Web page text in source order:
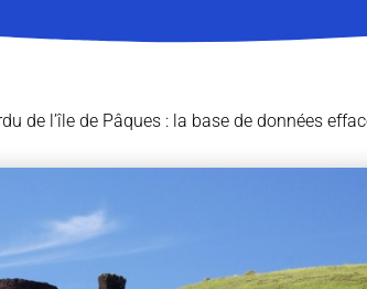
de l’île de Pâques : la base de données